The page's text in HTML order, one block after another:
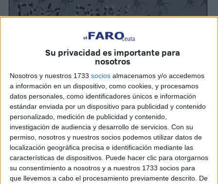
Su privacidad es importante para
nosotros
Nosotros y nuestros 1733 socios almacenamos y/o accedemos
a información en un dispositivo, como cookies, y procesamos
datos personales, como identificadores únicos e información
estándar enviada por un dispositivo para publicidad y contenido
personalizado, medición de publicidad y contenido,
investigación de audiencia y desarrollo de servicios. Con su
permiso, nosotros y nuestros socios podemos utilizar datos de
localización geográfica precisa e identificación mediante las
características de dispositivos. Puede hacer clic para otorgarnos
su consentimiento a nosotros y a nuestros 1733 socios para
que llevemos a cabo el procesamiento previamente descrito. De
Imagen cedida
RelatedPosts
CCOO exige a Servilimpce que explique
cómo ha valorado las entrevistas de la
bolsa de Guardería
HACE 31 MINUTOS